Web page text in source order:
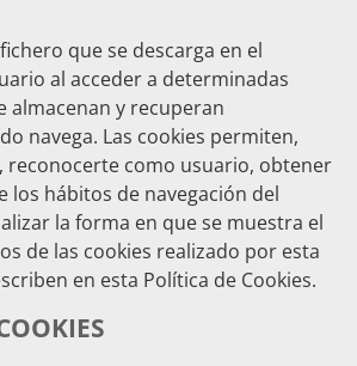
que se descarga en el
al acceder a determinadas
almacenan y recuperan
navega. Las cookies permiten,
reconocerte como usuario, obtener
los hábitos de navegación del
la forma en que se muestra el
de las cookies realizado por esta
en esta Política de Cookies.